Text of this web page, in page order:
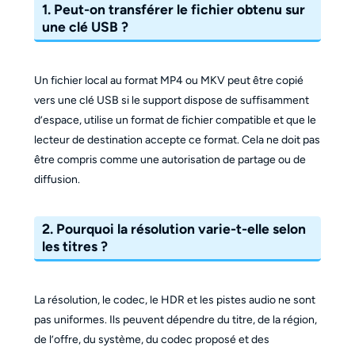
1. Peut-on transférer le fichier obtenu sur
une clé USB ?
Un fichier local au format MP4 ou MKV peut être copié
vers une clé USB si le support dispose de suffisamment
d’espace, utilise un format de fichier compatible et que le
lecteur de destination accepte ce format. Cela ne doit pas
être compris comme une autorisation de partage ou de
diffusion.
2. Pourquoi la résolution varie-t-elle selon
les titres ?
La résolution, le codec, le HDR et les pistes audio ne sont
pas uniformes. Ils peuvent dépendre du titre, de la région,
de l’offre, du système, du codec proposé et des